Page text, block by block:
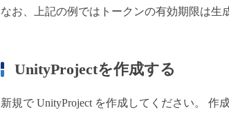
なお、上記の例ではトークンの有効期限は生
UnityProjectを作成する
新規で UnityProject を作成してください。 作